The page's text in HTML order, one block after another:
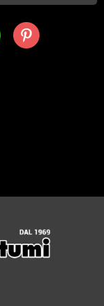
Pinterest